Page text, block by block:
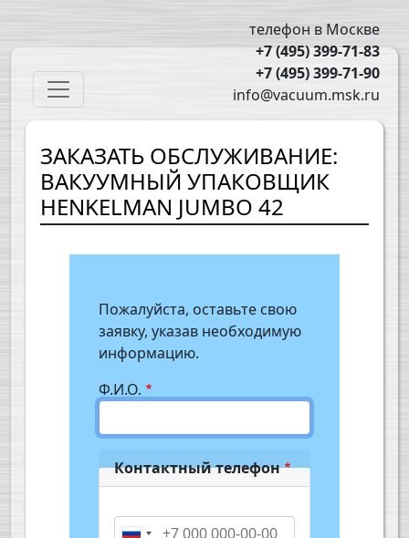
телефон в Москве
+7 (495) 399-71-83
+7 (495) 399-71-90
info@vacuum.msk.ru
Main navigation
ЗАКАЗАТЬ ОБСЛУЖИВАНИЕ:
ВАКУУМНЫЙ УПАКОВЩИК
HENKELMAN JUMBO 42
Пожалуйста, оставьте свою
заявку, указав необходимую
информацию.
Ф.И.О.
Контактный телефон
Phone